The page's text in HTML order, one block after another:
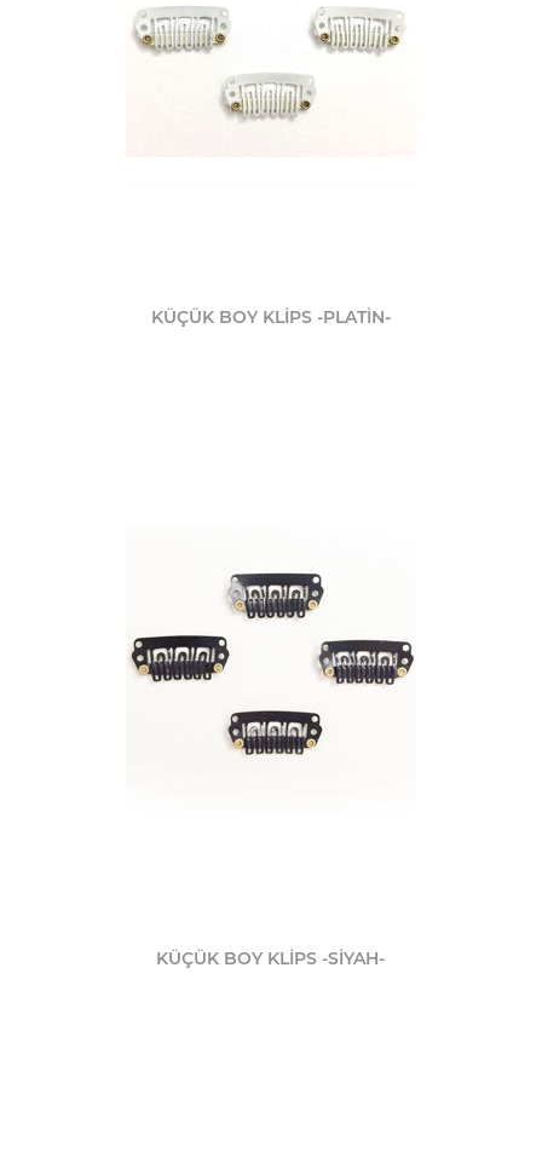
KÜÇÜK BOY KLİPS -PLATİN-
KÜÇÜK BOY KLİPS -SİYAH-